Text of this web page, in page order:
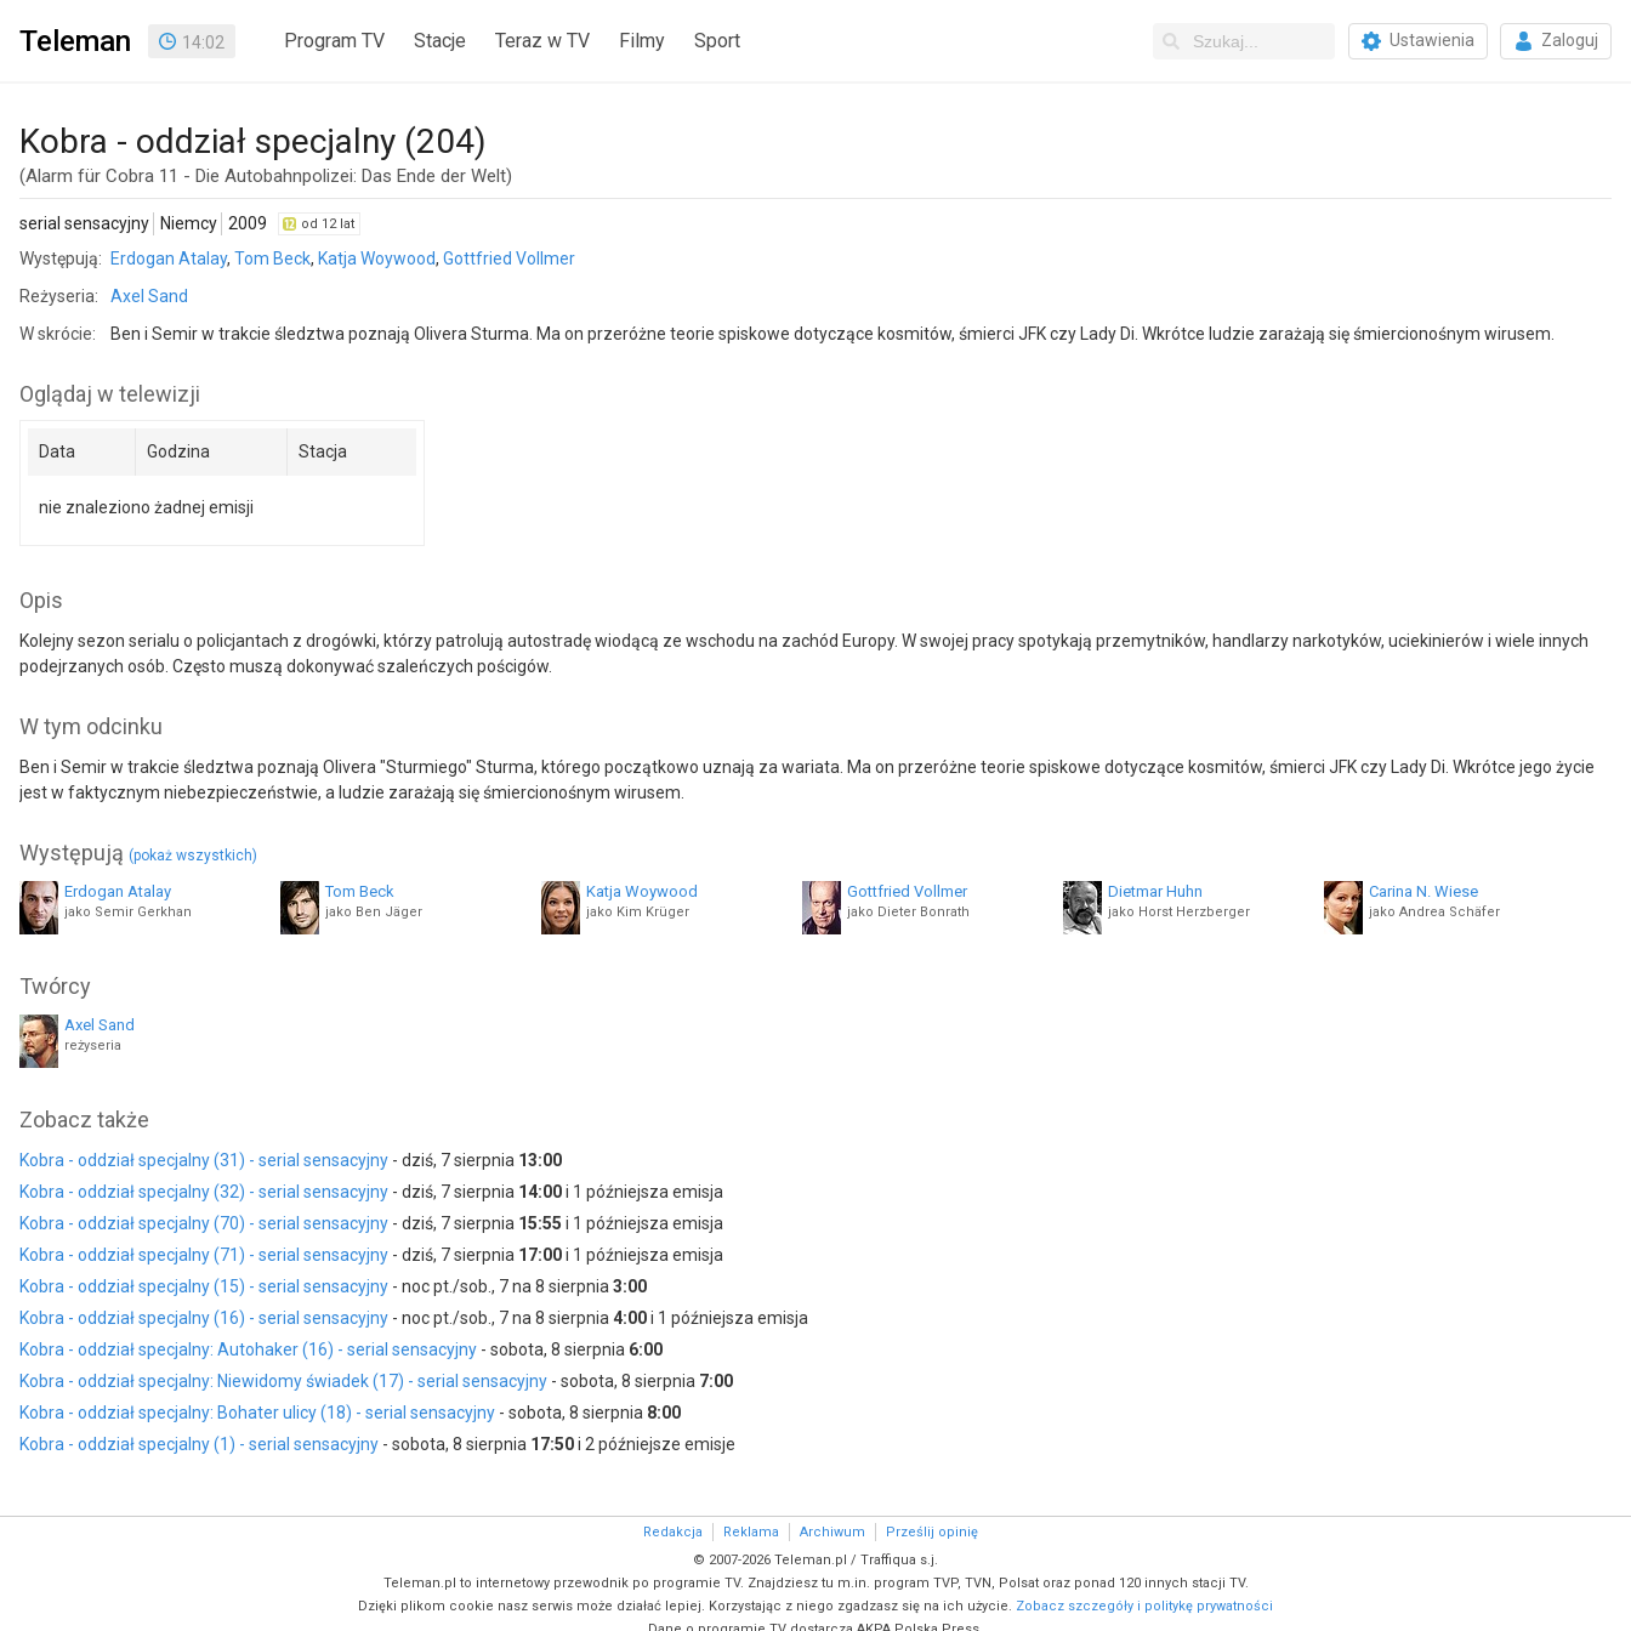
Teleman 14:02 Program TV Stacje Teraz w TV Filmy Sport Ustawienia Zaloguj
Kobra - oddział specjalny (204)
(Alarm für Cobra 11 - Die Autobahnpolizei: Das Ende der Welt)
serial sensacyjny Niemcy 2009 od 12 lat
Występują: Erdogan Atalay, Tom Beck, Katja Woywood, Gottfried Vollmer
Reżyseria:
Axel Sand
W skrócie:
Ben i Semir w trakcie śledztwa poznają Olivera Sturma. Ma on przeróżne teorie spiskowe dotyczące kosmitów, śmierci JFK czy Lady Di. Wkrótce ludzie zarażają się śmiercionośnym wirusem.
Oglądaj w telewizji
Data Godzina Stacja
nie znaleziono żadnej emisji
Opis
Kolejny sezon serialu o policjantach z drogówki, którzy patrolują autostradę wiodącą ze wschodu na zachód Europy. W swojej pracy spotykają przemytników, handlarzy narkotyków, uciekinierów i wiele innych
podejrzanych osób. Często muszą dokonywać szaleńczych pościgów.
W tym odcinku
Ben i Semir w trakcie śledztwa poznają Olivera "Sturmiego" Sturma, którego początkowo uznają za wariata. Ma on przeróżne teorie spiskowe dotyczące kosmitów, śmierci JFK czy Lady Di. Wkrótce jego życie
jest w faktycznym niebezpieczeństwie, a ludzie zarażają się śmiercionośnym wirusem.
Występują (pokaż wszystkich)
Erdogan Atalay
jako Semir Gerkhan
Tom Beck
jako Ben Jäger
Katja Woywood
jako Kim Krüger
Gottfried Vollmer
jako Dieter Bonrath
Dietmar Huhn
jako Horst Herzberger
Carina N. Wiese
jako Andrea Schäfer
jako Hartmut Freund
Twórcy
Axel Sand
reżyseria
Zobacz także
Kobra - oddział specjalny (31) - serial sensacyjny - dziś, 7 sierpnia 13:00
Kobra - oddział specjalny (32) - serial sensacyjny - dziś, 7 sierpnia 14:00i 1 późniejsza emisja
Kobra - oddział specjalny (70) - serial sensacyjny - dziś, 7 sierpnia 15:55 i 1 późniejsza emisja
Kobra - oddział specjalny (71) - serial sensacyjny - dziś, 7 sierpnia 17:00i 1 późniejsza emisja
Kobra - oddział specjalny (15) - serial sensacyjny - noc pt./sob., 7 na 8 sierpnia 3:00
Kobra - oddział specjalny (16) - serial sensacyjny - noc pt./sob., 7 na 8 sierpnia 4:00i 1 późniejsza emisja
Kobra - oddział specjalny: Autohaker (16) - serial sensacyjny - sobota, 8 sierpnia 6:00
Kobra - oddział specjalny: Niewidomy świadek (17) - serial sensacyjny - sobota, 8 sierpnia 7:00
Kobra - oddział specjalny: Bohater ulicy (18) - serial sensacyjny - sobota, 8 sierpnia 8:00
Kobra - oddział specjalny (1) - serial sensacyjny - sobota, 8 sierpnia 17:50i 2 późniejsze emisje
Redakcja Reklama Archiwum
Prześlij opinię
© 2007-2026 Teleman.pl / Traffiqua s.j.
Teleman.pl to internetowy przewodnik po programie TV. Znajdziesz tu m.in. program TVP, TVN, Polsat oraz ponad 120 innych stacji TV.
Dzięki plikom cookie nasz serwis może działać lepiej. Korzystając z niego zgadzasz się na ich użycie. Zobacz szczegóły i politykę prywatności